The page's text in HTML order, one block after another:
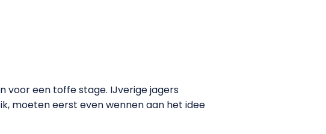
voor een toffe stage. IJverige jagers
moeten eerst even wennen aan het idee